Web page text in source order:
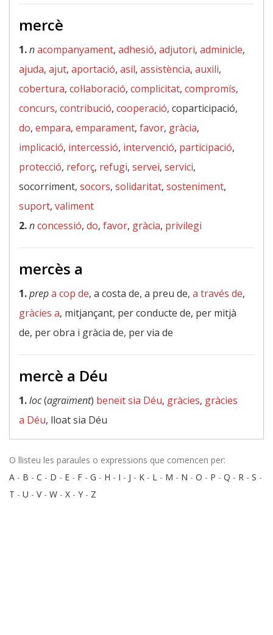
mercè
1.nacompanyament, adhesió, adjutori, adminicle,
ajuda, ajut, aportació, asil, assistència, auxili,
cobertura, col·laboració, complicitat, compromís,
concurs, contribució, cooperació, coparticipació,
do, empara, emparament, favor, gràcia,
implicació, intercessió, intervenció, participació,
protecció, reforç, refugi, servei, servici,
socorriment, socors, solidaritat, sosteniment,
suport, valiment
2.nconcessió, do, favor, gràcia, privilegi
mercès a
1.prepa cop de, a costa de, a preu de, a través de,
gràcies a, mitjançant, per conducte de, per mitjà
de, per obra i gràcia de, per via de
mercè a Déu
1.loc(agraïment) beneït sia Déu, gràcies, gràcies
a Déu, lloat sia Déu
O llisteu les paraules o expressions que comencen per:
A - B - C - D - E - F - G - H - I - J - K - L - M - N - O - P - Q - R - S -
T - U - V- W - X - Y - Z